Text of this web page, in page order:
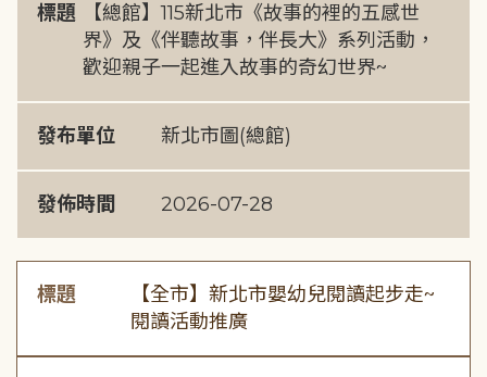
標題
【總館】115新北市《故事的裡的五感世
界》及《伴聽故事，伴長大》系列活動，
歡迎親子一起進入故事的奇幻世界~
發布單位 新北市圖(總館)
發佈時間 2026-07-28
標題
【全市】新北市嬰幼兒閱讀起步走~
閱讀活動推廣